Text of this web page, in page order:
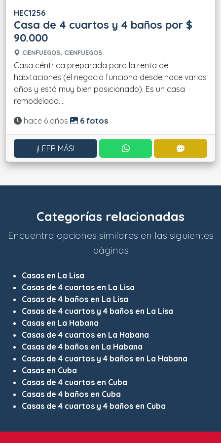
HEC1256
Casa de 4 cuartos y 4 baños por $
90.000
CIENFUEGOS, CIENFUEGOS.
Casa céntrica preparada para la renta de
habitaciones (el negocio funciona desde hace varios
años y está muy bien posicionado). Es un casa
remodelada....
Actualizado:
hace 6 años 6 fotos
¡LEER MÁS! CONTACTAR POR
Categorías relacionadas
Encuentra opciones similares en las siguientes
páginas
Casas en La Lisa
Casas de 4 cuartos en La Lisa
Casas de 4 baños en La Lisa
Casas de 4 cuartos y 4 baños en La Lisa
Casas en La Habana
Casas de 4 cuartos en La Habana
Casas de 4 baños en La Habana
Casas de 4 cuartos y 4 baños en La Habana
Casas en Cuba
Casas de 4 cuartos en Cuba
Casas de 4 baños en Cuba
Casas de 4 cuartos y 4 baños en Cuba